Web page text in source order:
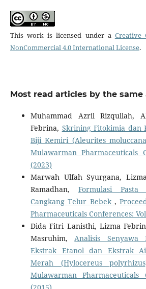
This work is licensed under a Creative
NonCommercial 4.0 International License.
Most read articles by the same
Muhammad Azril Rizqullah,
Febrina, Skrining Fitokimia dan
Biji Kemiri (Aleurites
Mulawarman Pharmaceuticals
(2023)
Marwah Ulfah Syurgana,
Ramadhan, Formulasi
Cangkang Telur Bebek ,
Pharmaceuticals Conferences:
Dida Fitri Lanisthi, Lizma
Masruhim,Analisis Senyawa
Ekstrak Etanol dan Ekstrak
Merah (Hylocereus
Mulawarman Pharmaceuticals